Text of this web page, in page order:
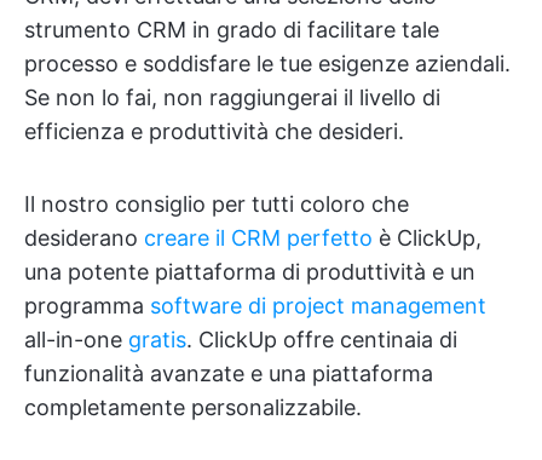
strumento CRM in grado di facilitare tale
processo e soddisfare le tue esigenze aziendali.
Se non lo fai, non raggiungerai il livello di
efficienza e produttività che desideri.
Il nostro consiglio per tutti coloro che
desiderano creare il CRM perfetto è ClickUp,
una potente piattaforma di produttività e un
programma software di project management
all-in-one gratis. ClickUp offre centinaia di
funzionalità avanzate e una piattaforma
completamente personalizzabile.